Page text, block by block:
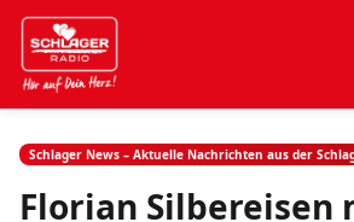
Schlager News – Aktuelle Nachrichten aus der
Florian Silbereisen